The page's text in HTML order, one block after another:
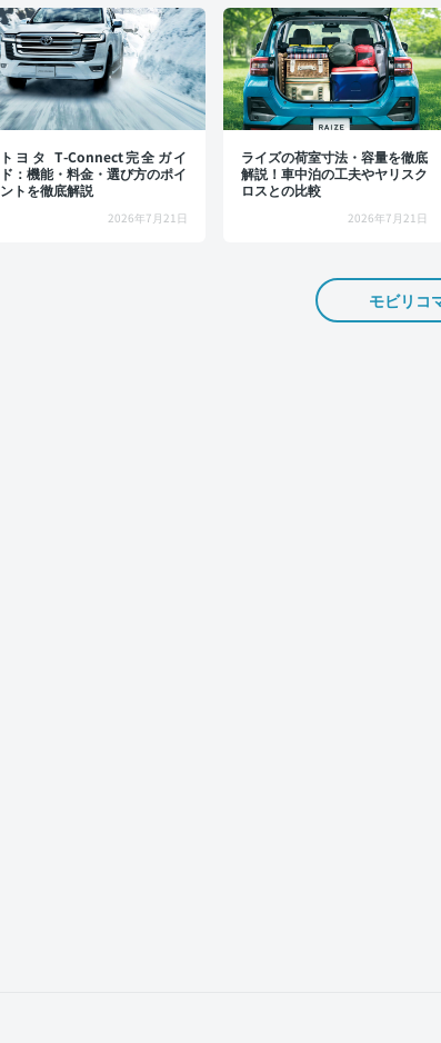
トヨタ T-Connect完全ガイ
ド：機能・料金・選び方のポイ
ントを徹底解説
2026年7月21日
ライズの荷室寸法・容量を徹底
解説！車中泊の工夫やヤリスク
ロスとの比較
2026年7月21日
モビリコ